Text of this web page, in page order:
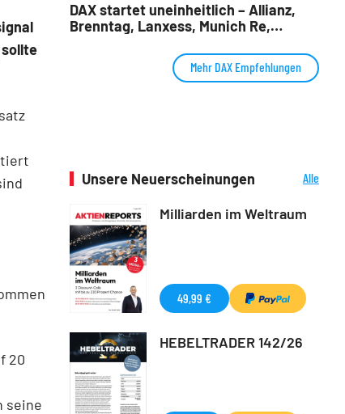
20
seine
DAX startet uneinheitlich – Allianz,
Brenntag, Lanxess, Munich Re,
Mehr DAX Empfehlungen
Unsere Neuerscheinungen
Alle
Milliarden im Weltraum
49,99 €
HEBELTRADER 142/26